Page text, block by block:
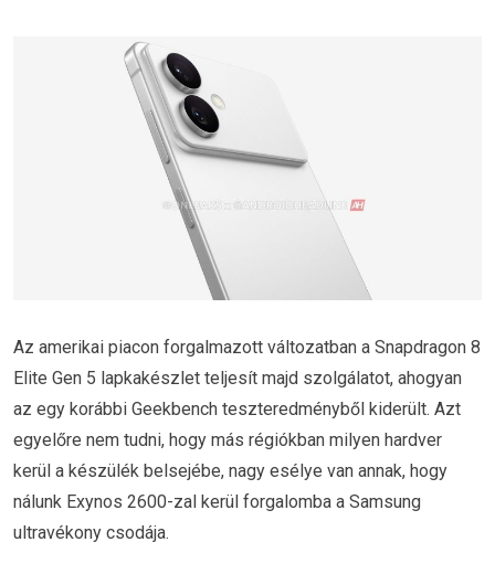
Az amerikai piacon forgalmazott változatban a Snapdragon 8
Elite Gen 5 lapkakészlet teljesít majd szolgálatot, ahogyan
az egy korábbi Geekbench teszteredményből kiderült. Azt
egyelőre nem tudni, hogy más régiókban milyen hardver
kerül a készülék belsejébe, nagy esélye van annak, hogy
nálunk Exynos 2600-zal kerül forgalomba a Samsung
ultravékony csodája.